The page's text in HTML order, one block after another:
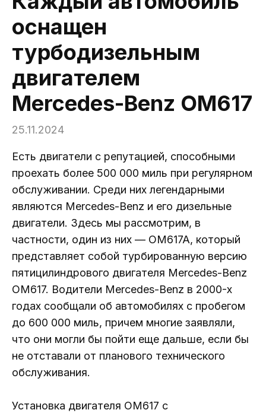
оснащен
турбодизельным
двигателем
Mercedes-Benz OM617
25.11.2024
Есть двигатели с репутацией, способными
проехать более 500 000 миль при регулярном
обслуживании. Среди них легендарными
являются Mercedes-Benz и его дизельные
двигатели. Здесь мы рассмотрим, в
частности, один из них — OM617A, который
представляет собой турбированную версию
пятицилиндрового двигателя Mercedes-Benz
OM617. Водители Mercedes-Benz в 2000-х
годах сообщали об автомобилях с пробегом
до 600 000 миль, причем многие заявляли,
что они могли бы пойти еще дальше, если бы
не отставали от планового технического
обслуживания.
Установка двигателя OM617 с